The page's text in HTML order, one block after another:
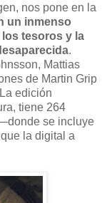
nos pone en la
un inmenso
tesoros y la
.
Mattias
de Martin Grip
edición
tiene 264
se incluye
la digital a